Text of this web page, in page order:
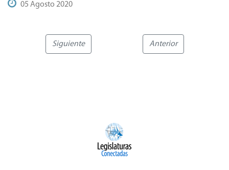
05 Agosto 2020
Siguiente Anterior